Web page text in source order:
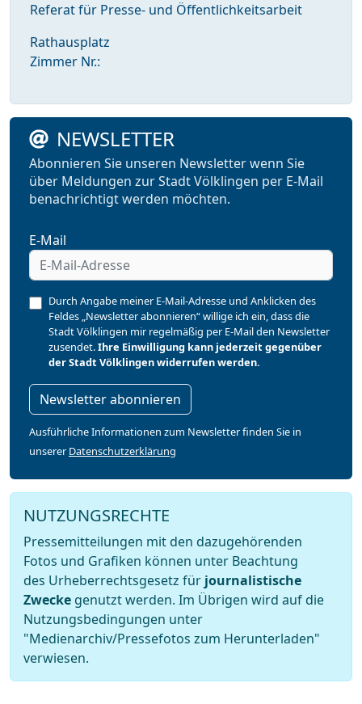
Referat für Presse- und Öffentlichkeitsarbeit
Rathausplatz
Zimmer Nr.:
NEWSLETTER
Abonnieren Sie unseren Newsletter wenn Sie
über Meldungen zur Stadt Völklingen per E-Mail
benachrichtigt werden möchten.
E-Mail
Durch Angabe meiner E-Mail-Adresse und Anklicken des
Feldes „Newsletter abonnieren“ willige ich ein, dass die
Stadt Völklingen mir regelmäßig per E-Mail den Newsletter
zusendet.Ihre Einwilligung kann jederzeit gegenüber
der Stadt Völklingen widerrufen werden.
Newsletter abonnieren
Ausführliche Informationen zum Newsletter finden Sie in
unserer Datenschutzerklärung
NUTZUNGSRECHTE
Pressemitteilungen mit den dazugehörenden
Fotos und Grafiken können unter Beachtung
des Urheberrechtsgesetz für journalistische
Zwecke genutzt werden. Im Übrigen wird auf die
Nutzungsbedingungen unter
"Medienarchiv/Pressefotos zum Herunterladen"
verwiesen.